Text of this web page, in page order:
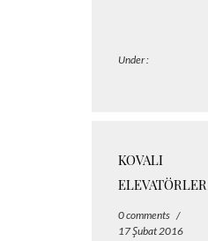
Under :
KOVALI
ELEVATÖRLER
0 comments /
17 Şubat 2016